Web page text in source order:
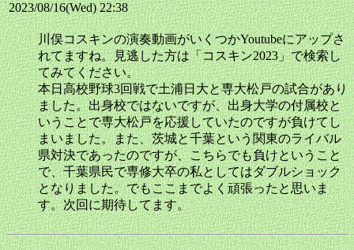
2023/08/16(Wed) 22:38
川俣コスキンの演奏動画がいくつかYoutubeにアップさ
れてますね。見逃した方は「コスキン2023」で検索し
てみてください。
本日高校野球3回戦で土浦日大と専大松戸の試合があり
ました。出身校ではないですが、出身大学の付属校と
いうことで専大松戸を応援していたのですが負けてし
まいました。また、茨城と千葉という関東のライバル
県対決であったのですが、こちらでも負けということ
で、千葉県民で専修大卒の私としてはダブルショック
となりました。でもここまでよく頑張ったと思いま
す。次回に期待してます。